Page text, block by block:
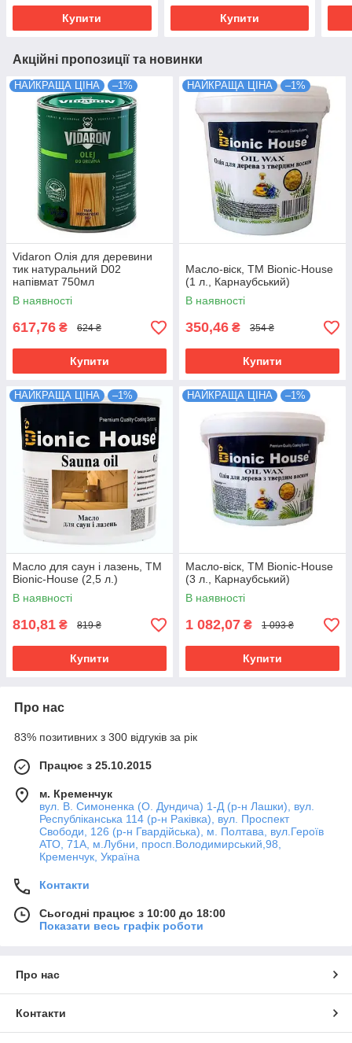
Купити Купити
Акційні пропозиції та новинки
НАЙКРАЩА ЦІНА –1%
Vidaron Олія для деревини
тик натуральний D02
напівмат 750мл
В наявності
617,76 ₴ 624 ₴
Купити
НАЙКРАЩА ЦІНА –1%
Масло-віск, TM Bionic-House
(1 л., Карнаубський)
В наявності
350,46 ₴ 354 ₴
Купити
НАЙКРАЩА ЦІНА –1%
Масло для саун і лазень, TM
Bionic-House (2,5 л.)
В наявності
810,81 ₴ 819 ₴
Купити
НАЙКРАЩА ЦІНА –1%
Масло-віск, TM Bionic-House
(3 л., Карнаубський)
В наявності
1 082,07 ₴ 1 093 ₴
Купити
Про нас
83% позитивних з 300 відгуків за рік
Працює з 25.10.2015
м. Кременчук
вул. В. Симоненка (О. Дундича) 1-Д (р-н Лашки), вул.
Республіканська 114 (р-н Раківка), вул. Проспект
Свободи, 126 (р-н Гвардійська), м. Полтава, вул.Героїв
АТО, 71А, м.Лубни, просп.Володимирський,98,
Кременчук, Україна
Контакти
Сьогодні працює з 10:00 до 18:00
Показати весь графік роботи
Про нас
Контакти